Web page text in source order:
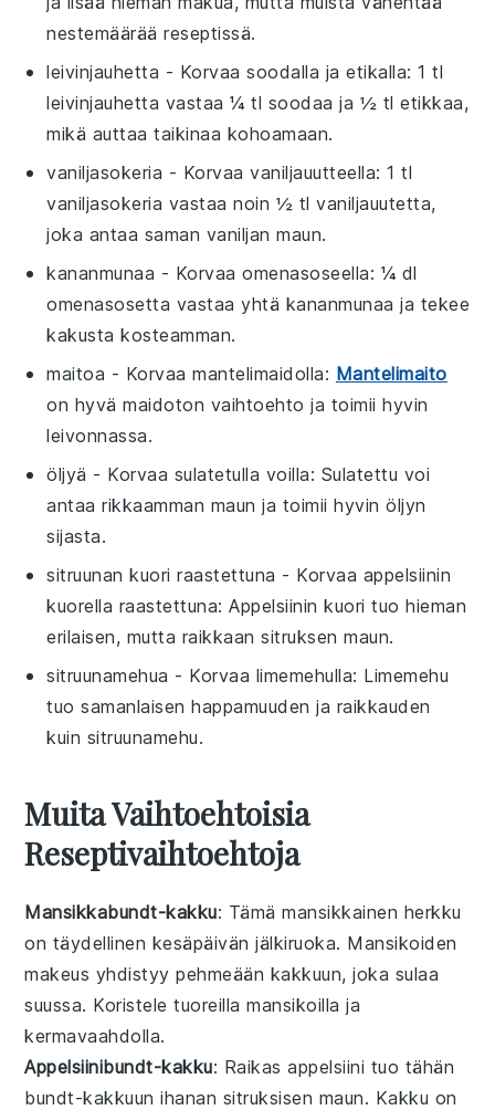
nestemäärää reseptissä.
leivinjauhetta - Korvaasoodalla ja etikalla: 1 tl
leivinjauhetta vastaa ¼ tl soodaa ja ½ tl etikkaa,
mikä auttaa taikinaa kohoamaan.
vaniljasokeria - Korvaavaniljauutteella: 1 tl
vaniljasokeria vastaa noin ½ tl vaniljauutetta,
joka antaa saman vaniljan maun.
kananmunaa - Korvaaomenasoseella: ¼ dl
omenasosetta vastaa yhtä kananmunaa ja tekee
kakusta kosteamman.
maitoa - Korvaamantelimaidolla: Mantelimaito
on hyvä maidoton vaihtoehto ja toimii hyvin
leivonnassa.
öljyä - Korvaa sulatetulla voilla: Sulatettu voi
antaa rikkaamman maun ja toimii hyvin öljyn
sijasta.
sitruunan kuori raastettuna - Korvaa appelsiinin
kuorella raastettuna: Appelsiinin kuori tuo hieman
erilaisen, mutta raikkaan sitruksen maun.
sitruunamehua - Korvaa limemehulla: Limemehu
tuo samanlaisen happamuuden ja raikkauden
kuin sitruunamehu.
Muita Vaihtoehtoisia
Reseptivaihtoehtoja
Mansikkabundt-kakku: Tämämansikkainen herkku
on täydellinen kesäpäivänjälkiruoka. Mansikoiden
makeus yhdistyy pehmeään kakkuun, joka sulaa
suussa. Koristele tuoreillamansikoilla ja
kermavaahdolla.
Appelsiinibundt-kakku: Raikasappelsiini tuo tähän
bundt-kakkuun ihanan sitruksisen maun. Kakku on